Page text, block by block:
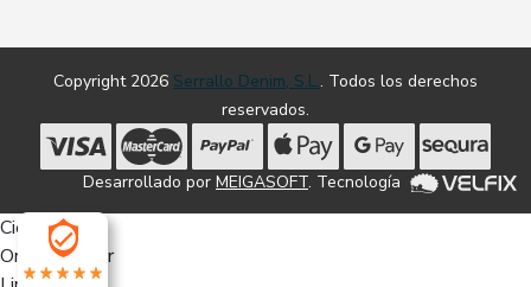
Copyright 2026 Serrallo Denim, S.L.. Todos los derechos
reservados.
Desarrollado por MEIGASOFT. Tecnología
Cierra
Ordenado por